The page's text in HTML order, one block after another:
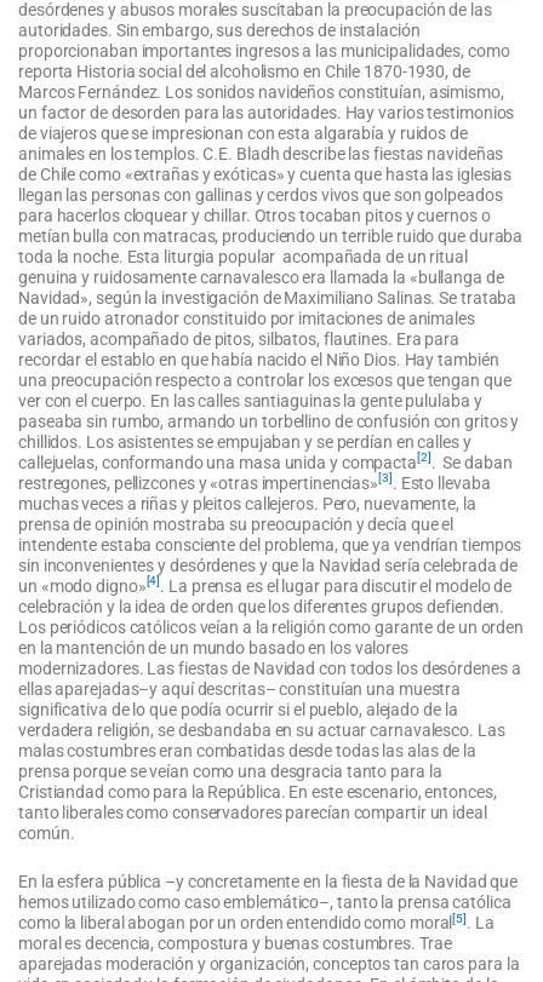
desórdenes y abusos morales suscitaban la preocupación de las
autoridades. Sin embargo, sus derechos de instalación
proporcionaban importantes ingresos a las municipalidades, como
reporta Historia social del alcoholismo en Chile 1870-1930, de
Marcos Fernández. Los sonidos navideños constituían, asimismo,
un factor de desorden para las autoridades. Hay varios testimonios
de viajeros que se impresionan con esta algarabía y ruidos de
animales en los templos. C.E. Bladh describe las fiestas navideñas
de Chile como «extrañas y exóticas» y cuenta que hasta las iglesias
llegan las personas con gallinas y cerdos vivos que son golpeados
para hacerlos cloquear y chillar. Otros tocaban pitos y cuernos o
metían bulla con matracas, produciendo un terrible ruido que duraba
toda la noche. Esta liturgia popular acompañada de un ritual
genuina y ruidosamente carnavalesco era llamada la «bullanga de
Navidad», según la investigación de Maximiliano Salinas. Se trataba
de un ruido atronador constituido por imitaciones de animales
variados, acompañado de pitos, silbatos, flautines. Era para
recordar el establo en que había nacido el Niño Dios. Hay también
una preocupación respecto a controlar los excesos que tengan que
ver con el cuerpo. En las calles santiaguinas la gente pululaba y
paseaba sin rumbo, armando un torbellino de confusión con gritos y
chillidos. Los asistentes se empujaban y se perdían en calles y
callejuelas, conformando una masa unida y compacta[2] . Se daban
restregones, pellizcones y «otras impertinencias»[3] . Esto llevaba
muchas veces a riñas y pleitos callejeros. Pero, nuevamente, la
prensa de opinión mostraba su preocupación y decía que el
intendente estaba consciente del problema, que ya vendrían tiempos
sin inconvenientes y desórdenes y que la Navidad sería celebrada de
un «modo digno»[4] . La prensa es el lugar para discutir el modelo de
celebración y la idea de orden que los diferentes grupos defienden.
Los periódicos católicos veían a la religión como garante de un orden
en la mantención de un mundo basado en los valores
modernizadores. Las fiestas de Navidad con todos los desórdenes a
ellas aparejadas–y aquí descritas– constituían una muestra
significativa de lo que podía ocurrir si el pueblo, alejado de la
verdadera religión, se desbandaba en su actuar carnavalesco. Las
malas costumbres eran combatidas desde todas las alas de la
prensa porque se veían como una desgracia tanto para la
Cristiandad como para la República. En este escenario, entonces,
tanto liberales como conservadores parecían compartir un ideal
común.
En la esfera pública –y concretamente en la fiesta de la Navidad que
hemos utilizado como caso emblemático–, tanto la prensa católica
como la liberal abogan por un orden entendido como moral[5] . La
moral es decencia, compostura y buenas costumbres. Trae
aparejadas moderación y organización, conceptos tan caros para la